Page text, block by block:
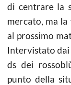
di centrare la
mercato, ma
al prossimo
Intervistato
ds dei
punto della